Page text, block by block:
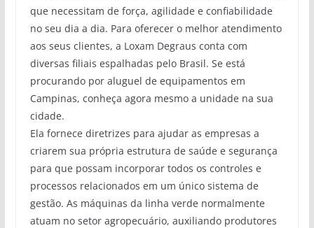
que necessitam de força, agilidade e confiabilidade
no seu dia a dia. Para oferecer o melhor atendimento
aos seus clientes, a Loxam Degraus conta com
diversas filiais espalhadas pelo Brasil. Se está
procurando por aluguel de equipamentos em
Campinas, conheça agora mesmo a unidade na sua
cidade.
Ela fornece diretrizes para ajudar as empresas a
criarem sua própria estrutura de saúde e segurança
para que possam incorporar todos os controles e
processos relacionados em um único sistema de
gestão. As máquinas da linha verde normalmente
atuam no setor agropecuário, auxiliando produtores